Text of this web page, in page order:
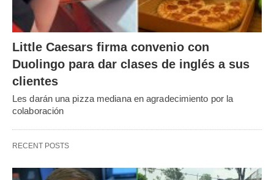
Little Caesars firma convenio con
Duolingo para dar clases de inglés a sus
clientes
Les darán una pizza mediana en agradecimiento por la
colaboración
RECENT POSTS